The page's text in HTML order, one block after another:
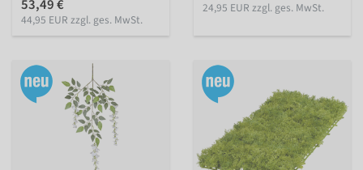
53,49 €
44,95 EUR zzgl. ges. MwSt.
24,95 EUR zzgl. ges. MwSt.